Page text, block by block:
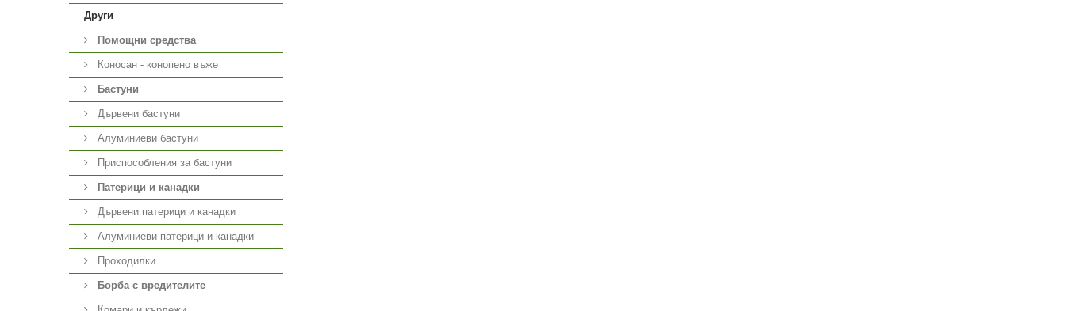
Други
Помощни средства
Коносан - конопено въже
Бастуни
Дървени бастуни
Алуминиеви бастуни
Приспособления за бастуни
Патерици и канадки
Дървени патерици и канадки
Алуминиеви патерици и канадки
Проходилки
Борба с вредителите